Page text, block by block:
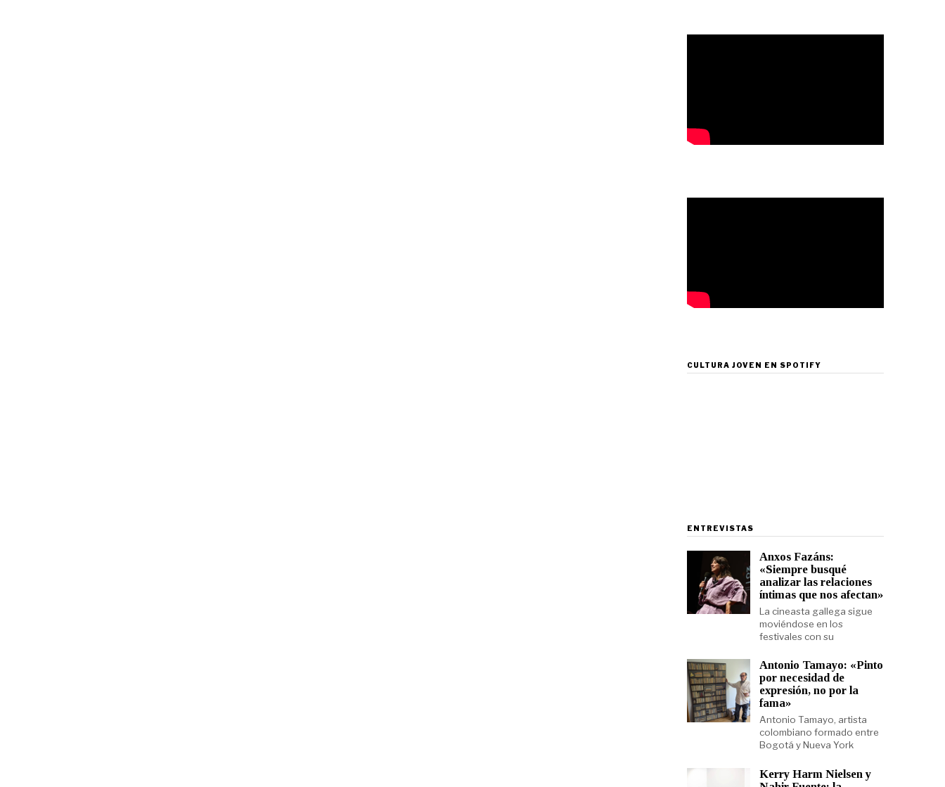
CULTURA JOVEN EN SPOTIFY
ENTREVISTAS
Anxos Fazáns:
«Siempre busqué
analizar las relaciones
íntimas que nos afectan»
La cineasta gallega sigue
moviéndose en los
festivales con su
Antonio Tamayo: «Pinto
por necesidad de
expresión, no por la
fama»
Antonio Tamayo, artista
colombiano formado entre
Bogotá y Nueva York
Kerry Harm Nielsen y